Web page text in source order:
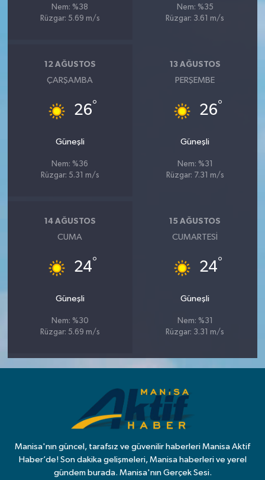
Nem: %38
Rüzgar: 5.69 m/s
Nem: %35
Rüzgar: 3.61 m/s
12 AĞUSTOS
ÇARŞAMBA
26°
Güneşli
Nem: %36
Rüzgar: 5.31 m/s
13 AĞUSTOS
PERŞEMBE
26°
Güneşli
Nem: %31
Rüzgar: 7.31 m/s
14 AĞUSTOS
CUMA
24°
Güneşli
Nem: %30
Rüzgar: 5.69 m/s
15 AĞUSTOS
CUMARTESI
24°
Güneşli
Nem: %31
Rüzgar: 3.31 m/s
Manisa'nın güncel, tarafsız ve güvenilir haberleri Manisa Aktif
Haber’de! Son dakika gelişmeleri, Manisa haberleri ve yerel
gündem burada. Manisa'nın Gerçek Sesi.